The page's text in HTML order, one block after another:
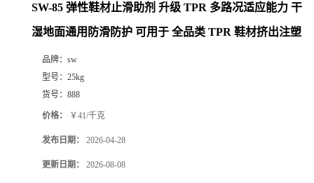
SW-85 弹性鞋材止滑助剂 升级 TPR 多路况适应能力 干
湿地面通用防滑防护 可用于 全品类 TPR 鞋材挤出注塑
品牌： sw
型号： 25kg
货号： 888
价格： ￥41/千克
发布日期： 2026-04-28
更新日期： 2026-08-08